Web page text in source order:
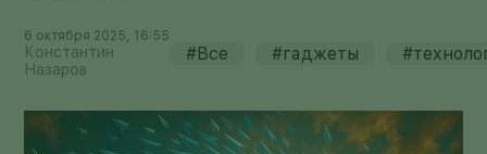
6 октября 2025, 16:55
Константин
Назаров
#Все #гаджеты